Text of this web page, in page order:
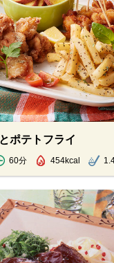
ポテトフライ
60分 454kcal